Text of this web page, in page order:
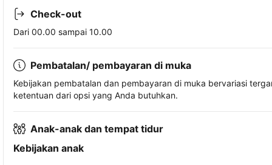
Check-out
Dari 00.00 sampai 10.00
Pembatalan/ pembayaran di muka
Kebijakan pembatalan dan pembayaran di muka bervariasi
ketentuan dari opsi yang Anda butuhkan.
Anak-anak dan tempat tidur
Kebijakan anak